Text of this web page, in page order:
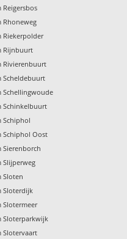
Rhoneweg
Riekerpolder
Rijnbuurt
Rivierenbuurt
Scheldebuurt
Schellingwoude
Schinkelbuurt
Schiphol
Schiphol Oost
Sierenborch
Slijperweg
Sloten
Sloterdijk
Slotermeer
Sloterparkwijk
Slotervaart